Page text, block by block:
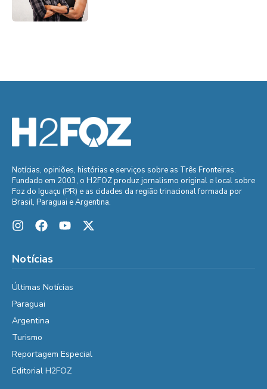
Notícias, opiniões, histórias e serviços sobre as Três Fronteiras.
Fundado em 2003, o H2FOZ produz jornalismo original e local sobre
Foz do Iguaçu (PR) e as cidades da região trinacional formada por
Brasil, Paraguai e Argentina.
Notícias
Últimas Notícias
Paraguai
Argentina
Turismo
Reportagem Especial
Editorial H2FOZ